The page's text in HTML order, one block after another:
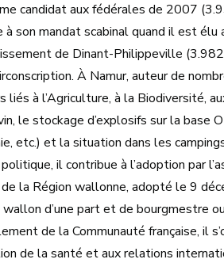
candidat aux fédérales de 2007
à son mandat scabinal quand il est
de Dinant-Philippeville
À Namur, auteur de
liés à l’Agriculture, à la Biodiversité,
le stockage d’explosifs sur la base
etc.) et la situation dans les
il contribue à l’adoption par
la Région wallonne, adopté le 9
d’une part et de bourgmestre ou
de la Communauté française, il
de la santé et aux relations